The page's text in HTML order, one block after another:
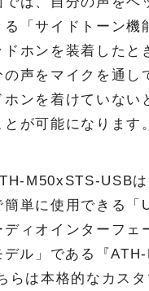
る「サイドトーン機
ドホンを装着したと
の声をマイクを通し
ホンを着けていない
が可能になります。
M50xSTS-USB
単に使用できる「
ディオインターフェ
ル」である『ATH-
らは本格的なカスタ